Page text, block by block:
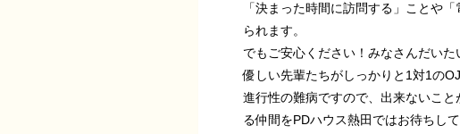
「決まった時間に訪問する」ことや
られます。
でもご安心ください！みなさんだい
優しい先輩たちがしっかりと1対1の
進行性の難病ですので、出来ないこ
る仲間をPDハウス熱田ではお待ちして